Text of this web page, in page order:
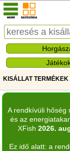
A rendkívüli hőség
és az
XFish 2026.
Ez idő alatt: a